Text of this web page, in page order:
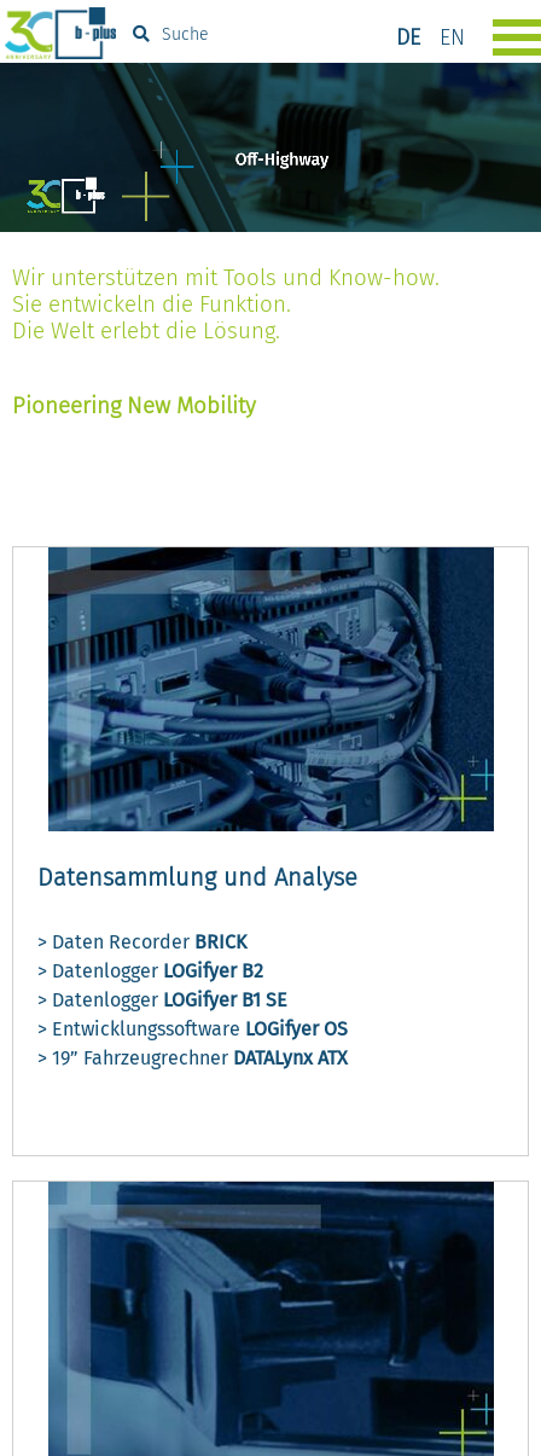
DE EN
Suche
Wir unterstützen mit Tools und Know-how.
Sie entwickeln die Funktion.
Die Welt erlebt die Lösung.
Pioneering New Mobility
Datensammlung und Analyse
> Daten Recorder BRICK
> Datenlogger LOGifyer B2
> Datenlogger LOGifyer B1 SE
> Entwicklungssoftware LOGifyer OS
> 19” Fahrzeugrechner DATALynx ATX